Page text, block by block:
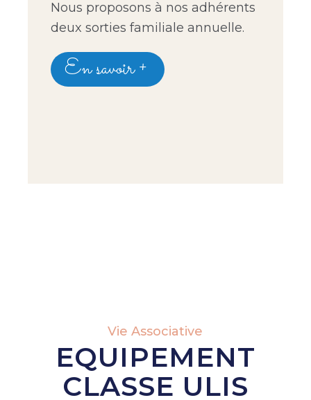
Nous proposons à nos adhérents
deux sorties familiale annuelle.
En savoir +
Vie Associative
EQUIPEMENT
CLASSE ULIS